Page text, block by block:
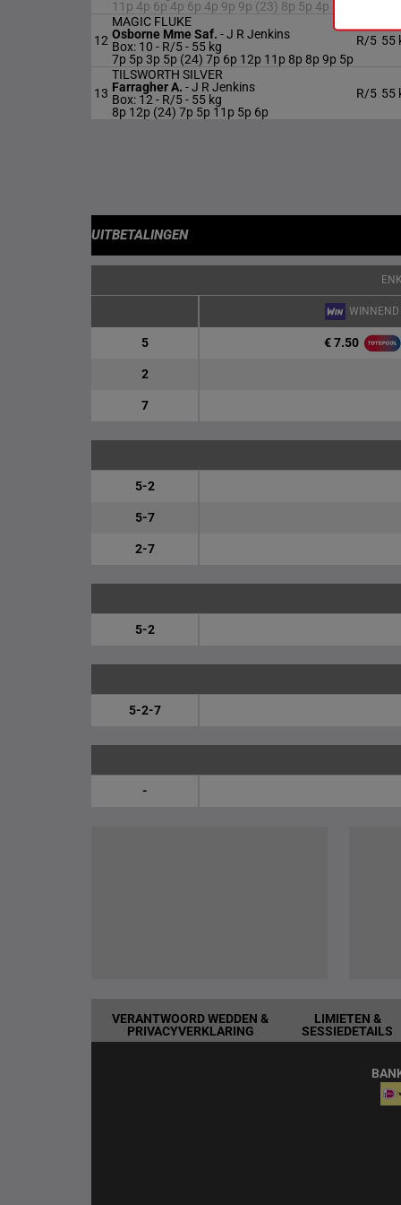
11p 4p 6p 4p 6p 4p 9p 9p (23) 8p 5p 4p 8p
12
MAGIC FLUKE
Osborne Mme Saf. -J R Jenkins
Box: 10 - R/5 - 55 kg
7p 5p 3p 5p (24) 7p 6p 12p 11p 8p 8p 9p 5p
R/5 55
13
TILSWORTH SILVER
Farragher A. -J R Jenkins
Box: 12 - R/5 - 55 kg
8p 12p (24) 7p 5p 11p 5p 6p
R/5 55
UITBETALINGEN
WINNEND
5 € 7.50
2
7
5-2
5-7
2-7
5-2
5-2-7
-
VERANTWOORD WEDDEN &
PRIVACYVERKLARING
LIMIETEN &
SESSIEDETAILS